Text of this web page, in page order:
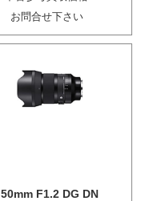
お問合せ下さい
50mm F1.2 DG DN